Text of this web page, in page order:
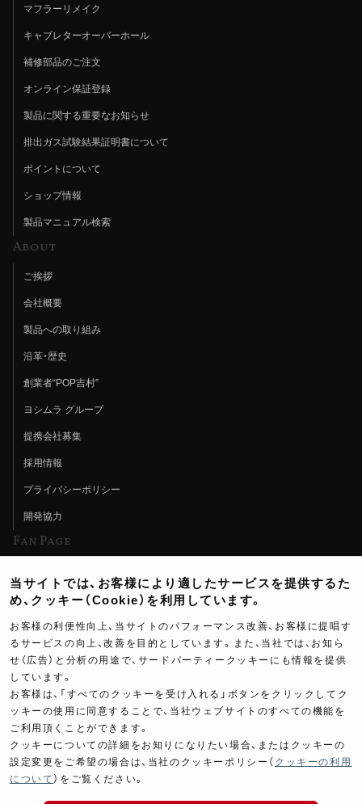
220,000
マフラーリメイク
キャブレターオーバーホール
補修部品のご注文
オンライン保証登録
製品に関する重要なお知らせ
排出ガス試験結果証明書について
ポイントについて
ショップ情報
製品マニュアル検索
About
ご挨拶
会社概要
製品への取り組み
沿革・歴史
創業者“POP吉村”
ヨシムラ グループ
提携会社募集
採用情報
プライバシーポリシー
開発協力
Fan Page
ヨシムラTV
イベント情報
イベントスケジュール
ツーリングブレイクタイム
製品ポスター
当サイトでは、お客様により適したサービスを提供するた
め、クッキー（Cookie）を利用しています。
お客様の利便性向上、当サイトのパフォーマンス改善、お客様に提唱す
るサービスの向上、改善を目的としています。また、当社では、お知ら
せ（広告）と分析の用途で、サードパーティークッキーにも情報を提供
しています。
お客様は、「すべてのクッキーを受け入れる」ボタンをクリックしてク
ッキーの使用に同意することで、当社ウェブサイトのすべての機能を
ご利用頂くことができます。
クッキーについての詳細をお知りになりたい場合、またはクッキーの
設定変更をご希望の場合は、当社のクッキーポリシー（ クッキーの利用
について ）をご覧ください。